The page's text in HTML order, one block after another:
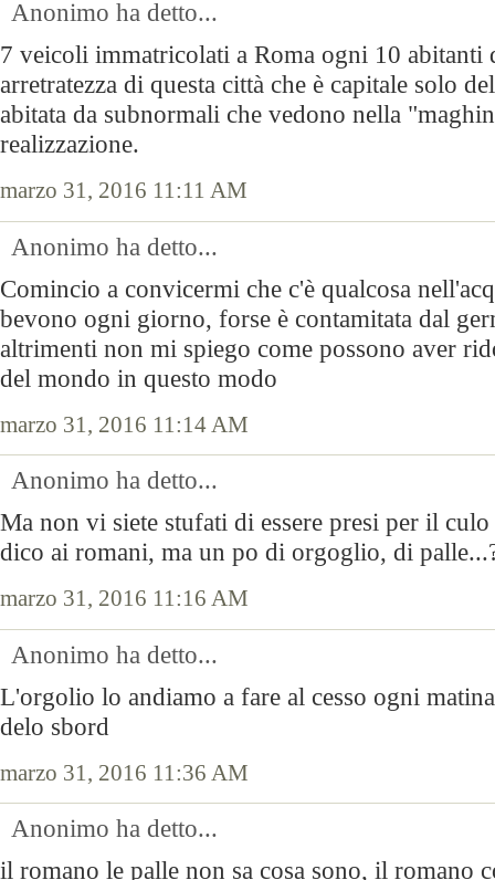
Anonimo ha detto...
7 veicoli immatricolati a Roma ogni 10 abitanti
arretratezza di questa città che è capitale solo
abitata da subnormali che vedono nella
realizzazione.
marzo 31, 2016 11:11 AM
Anonimo ha detto...
Comincio a convicermi che c'è qualcosa
bevono ogni giorno, forse è contamitata dal
altrimenti non mi spiego come possono aver
del mondo in questo modo
marzo 31, 2016 11:14 AM
Anonimo ha detto...
Ma non vi siete stufati di essere presi per il
dico ai romani, ma un po di orgoglio, di
marzo 31, 2016 11:16 AM
Anonimo ha detto...
L'orgolio lo andiamo a fare al cesso ogni
delo sbord
marzo 31, 2016 11:36 AM
Anonimo ha detto...
il romano le palle non sa cosa sono, il romano